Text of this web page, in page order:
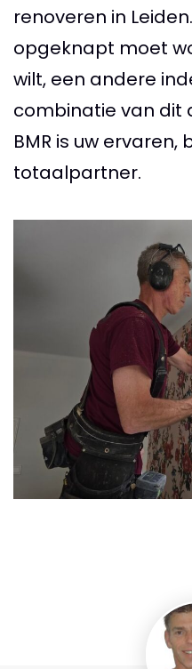
renoveren in
opgeknapt moet
wilt, een andere
combinatie van dit
BMR is uw
totaalpartner.